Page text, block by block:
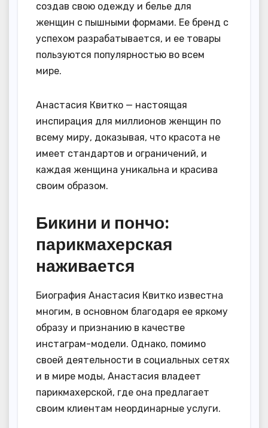
создав свою одежду и белье для
женщин с пышными формами. Ее бренд с
успехом разрабатывается, и ее товары
пользуются популярностью во всем
мире.
Анастасия Квитко — настоящая
инспирация для миллионов женщин по
всему миру, доказывая, что красота не
имеет стандартов и ограничений, и
каждая женщина уникальна и красива
своим образом.
Бикини и пончо:
парикмахерская
наживается
Биография Анастасия Квитко известна
многим, в основном благодаря ее яркому
образу и признанию в качестве
инстаграм-модели. Однако, помимо
своей деятельности в социальных сетях
и в мире моды, Анастасия владеет
парикмахерской, где она предлагает
своим клиентам неординарные услуги.